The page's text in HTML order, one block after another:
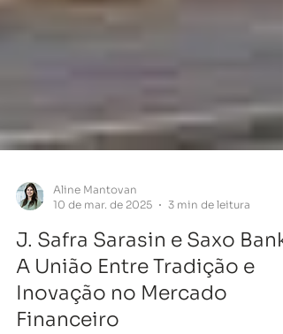
Aline Mantovan
10 de mar. de 2025
3 min de leitura
J. Safra Sarasin e Saxo Bank:
A União Entre Tradição e